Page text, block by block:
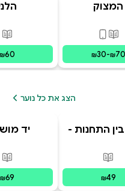
המצוק
פורמטים זמינים מודפס,
₪30-₪70
₪60
הצג את כל נוער
בין התחנות -
האבוד
פורמטים זמינים
מודפס
₪49
יד
₪69